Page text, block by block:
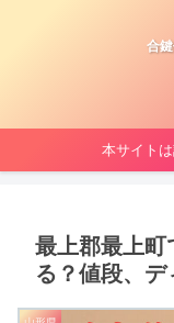
合
本サイト
最上郡最上町
る？値段、